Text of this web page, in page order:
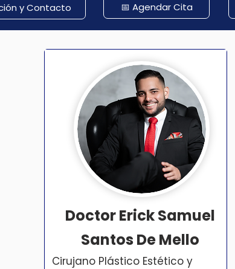
y Contacto 📅 Agendar Cita
Doctor Erick Samuel
Santos De Mello
Cirujano Plástico Estético y